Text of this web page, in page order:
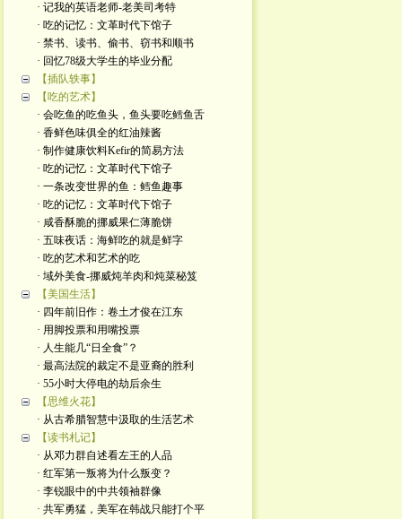
· 记我的英语老师-老美司考特
· 吃的记忆：文革时代下馆子
· 禁书、读书、偷书、窃书和顺书
· 回忆78级大学生的毕业分配
【插队轶事】
【吃的艺术】
· 会吃鱼的吃鱼头，鱼头要吃鳕鱼舌
· 香鲜色味俱全的红油辣酱
· 制作健康饮料Kefir的简易方法
· 吃的记忆：文革时代下馆子
· 一条改变世界的鱼：鳕鱼趣事
· 吃的记忆：文革时代下馆子
· 咸香酥脆的挪威果仁薄脆饼
· 五味夜话：海鲜吃的就是鲜字
· 吃的艺术和艺术的吃
· 域外美食-挪威炖羊肉和炖菜秘笈
【美国生活】
· 四年前旧作：卷土才俊在江东
· 用脚投票和用嘴投票
· 人生能几“日全食”？
· 最高法院的裁定不是亚裔的胜利
· 55小时大停电的劫后余生
【思维火花】
· 从古希腊智慧中汲取的生活艺术
【读书札记】
· 从邓力群自述看左王的人品
· 红军第一叛将为什么叛变？
· 李锐眼中的中共领袖群像
· 共军勇猛，美军在韩战只能打个平